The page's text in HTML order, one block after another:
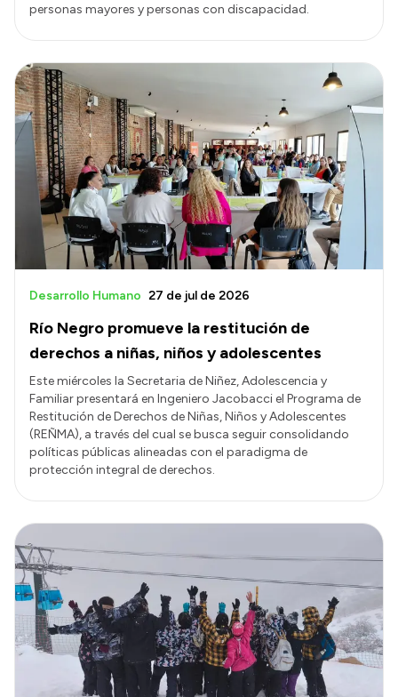
personas mayores y personas con discapacidad.
Río Negro promueve la restitución de
derechos a niñas, niños y adolescentes
Desarrollo Humano 27 de jul de 2026
Este miércoles la Secretaria de Niñez, Adolescencia y
Familiar presentará en Ingeniero Jacobacci el Programa de
Restitución de Derechos de Niñas, Niños y Adolescentes
(REÑMA), a través del cual se busca seguir consolidando
políticas públicas alineadas con el paradigma de
protección integral de derechos.